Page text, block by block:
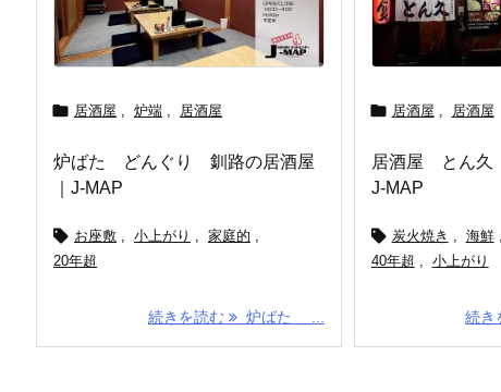
 居酒屋 炉端 居酒屋
炉ばた どんぐり 釧路の居酒屋
｜J-MAP
 お座敷 小上がり 家庭的
20年超
続きを読む 炉ばた ...
 居酒屋 居酒屋
居酒屋 とん久
J-MAP
 炭火焼き 海鮮
40年超
小上がり
続き